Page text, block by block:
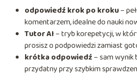
odpowiedź krok po kroku–
komentarzem, idealne do nauki
Tutor AI – tryb korepetycji, w
prosisz o podpowiedzi zamiast
krótka odpowiedź – sam wynik
przydatny przy szybkim